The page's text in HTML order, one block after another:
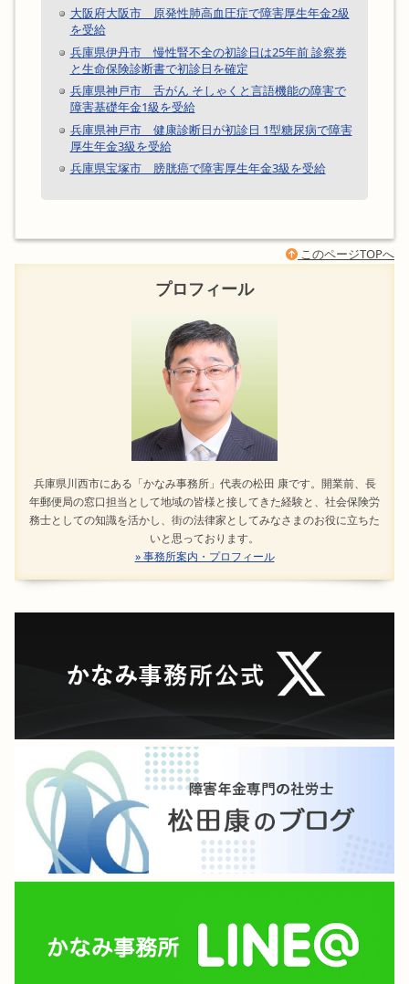
大阪府大阪市 原発性肺高血圧症で障害厚生年金2級
を受給
兵庫県伊丹市 慢性腎不全の初診日は25年前 診察券
と生命保険診断書で初診日を確定
兵庫県神戸市 舌がん そしゃくと言語機能の障害で
障害基礎年金1級を受給
兵庫県神戸市 健康診断日が初診日 1型糖尿病で障害
厚生年金3級を受給
兵庫県宝塚市 膀胱癌で障害厚生年金3級を受給
このページTOPへ
プロフィール
兵庫県川西市にある「かなみ事務所」代表の松田 康です。開業前、長
年郵便局の窓口担当として地域の皆様と接してきた経験と、社会保険労
務士としての知識を活かし、街の法律家としてみなさまのお役に立ちた
いと思っております。
» 事務所案内・プロフィール